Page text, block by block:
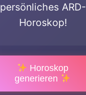
persönliches ARD-
Horoskop!
Horoskop
generieren